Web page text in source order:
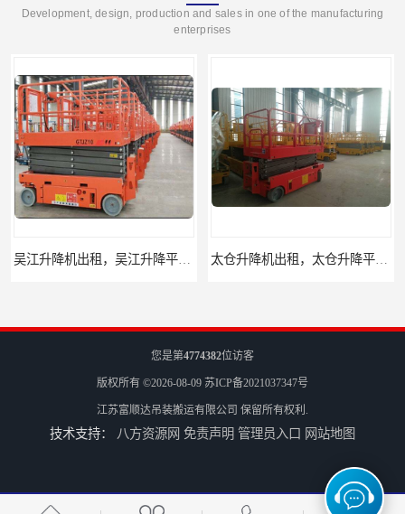
Development, design, production and sales in one of the manufacturing
enterprises
苏州叉车出租，苏州叉车租赁公司
您是第4774382位访客
版权所有 ©2026-08-09 苏ICP备2021037347号
江苏富顺达吊装搬运有限公司 保留所有权利.
技术支持： 八方资源网 免责声明 管理员入口 网站地图